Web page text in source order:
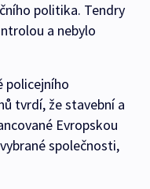
politika. Tendry
a nebylo
policejního
tvrdí, že stavební a
Evropskou
společnosti,